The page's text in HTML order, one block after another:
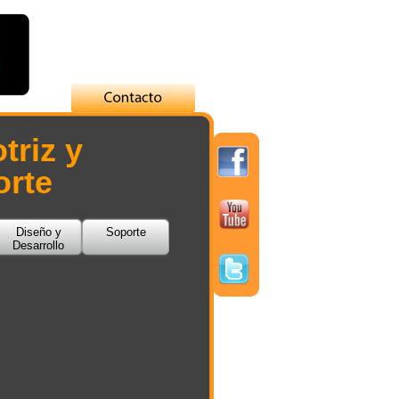
y
Diseño y
Desarrollo
Soporte